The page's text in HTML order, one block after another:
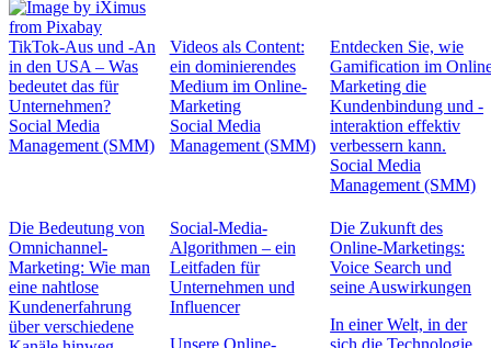
TikTok-Aus und -An
in den USA – Was
bedeutet das für
Unternehmen?
Social Media
Management (SMM)
Videos als Content:
ein dominierendes
Medium im Online-
Marketing
Social Media
Management (SMM)
Entdecken Sie, wie
Gamification im
Marketing die
Kundenbindung und -
interaktion effektiv
verbessern kann.
Social Media
Management (SMM)
Die Bedeutung von
Omnichannel-
Marketing: Wie man
eine nahtlose
Kundenerfahrung
über verschiedene
Social-Media-
Algorithmen – ein
Leitfaden für
Unternehmen und
Influencer
Unsere Online-
Die Zukunft des
Online-Marketings:
Voice Search und
seine Auswirkungen
In einer Welt, in der
sich die Technologie